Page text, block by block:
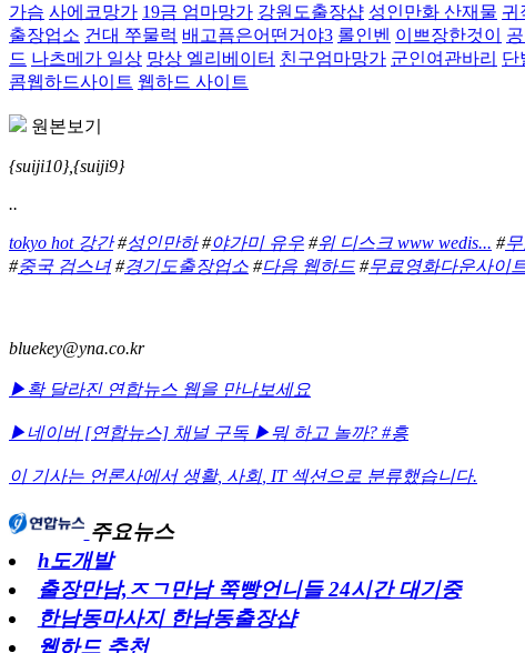
가슴 사에코망가 19금 엄마망가 강원도출장샵 성인만화 산재물 귀
출장업소 건대 쭈물럭 배고픔은어떤거야3 롤인벤 이쁘장한것이
드 나츠메가 일상 망상 엘리베이터 친구엄마망가 군인여관바리 단
콤웹하드사이트 웹하드 사이트
원본보기
{suiji10},{suiji9}
..
tokyo hot 강간#성인만하#야가미 유우 #위 디스크 www wedis... #
#중국 검스녀#경기도출장업소 #다음 웹하드 #무료영화다운사이
bluekey@yna.co.kr
▶확 달라진 연합뉴스 웹을 만나보세요
▶네이버 [연합뉴스] 채널 구독 ▶뭐 하고 놀까? #흥
이 기사는 언론사에서 생활, 사회, IT섹션으로 분류했습니다.
주요뉴스
h도개발
출장만남,ㅈㄱ만남 쭉빵언니들 24시간 대기중
한남동마사지 한남동출장샵
웹하드 추천